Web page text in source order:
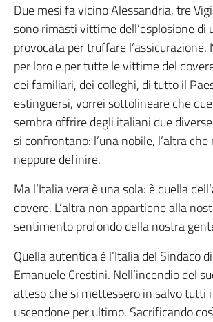
Due mesi fa vicino Alessandria, tre
sono rimasti vittime dell’esplosione di
provocata per truffare l’assicurazione.
per loro e per tutte le vittime del
dei familiari, dei colleghi, di tutto il
estinguersi, vorrei sottolineare che
sembra offrire degli italiani due
si confrontano: l’una nobile, l’altra
neppure definire.
Ma l’Italia vera è una sola: è quella
dovere. L’altra non appartiene alla
sentimento profondo della nostra
Quella autentica è l’Italia del Sindaco
Emanuele Crestini. Nell’incendio del
atteso che si mettessero in salvo tutti
uscendone per ultimo. Sacrificando